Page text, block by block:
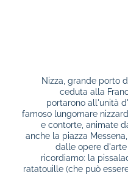
Nizza, grande porto
ceduta alla
portarono all'unità
famoso lungomare
e contorte, animate
anche la piazza
dalle opere
ricordiamo: la
ratatouille (che può